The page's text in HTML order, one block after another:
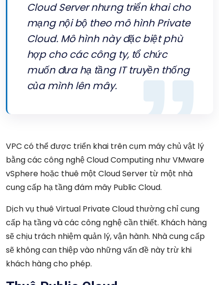
Cloud Server nhưng triển khai cho
mạng nội bộ theo mô hình Private
Cloud. Mô hình này đặc biệt phù
hợp cho các công ty, tổ chức
muốn đưa hạ tầng IT truyền thống
của mình lên mây.
VPC có thể được triển khai trên cụm máy chủ vật lý
bằng các công nghệ Cloud Computing như VMware
vSphere hoặc thuê một Cloud Server từ một nhà
cung cấp hạ tầng đám mây Public Cloud.
Dịch vụ thuê Virtual Private Cloud thườngchỉ cung
cấp hạ tầng và các công nghệ cần thiết. Khách hàng
sẽ chịu trách nhiệm quản lý, vận hành. Nhà cung cấp
sẽ không can thiệp vào những vấn đề này trừ khi
khách hàng cho phép.